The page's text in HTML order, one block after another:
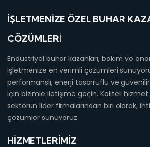
İŞLETMENIZE ÖZEL BUHAR
ÇÖZÜMLERI
Endüstriyel buhar kazanları, bakım ve
işletmenize en verimli çözümleri
performanslı, enerji tasarruflu ve
için bizimle iletişime geçin. Kaliteli hizmet
sektörün lider firmalarından biri olarak,
çözümler sunuyoruz.
HIZMETLERIMIZ